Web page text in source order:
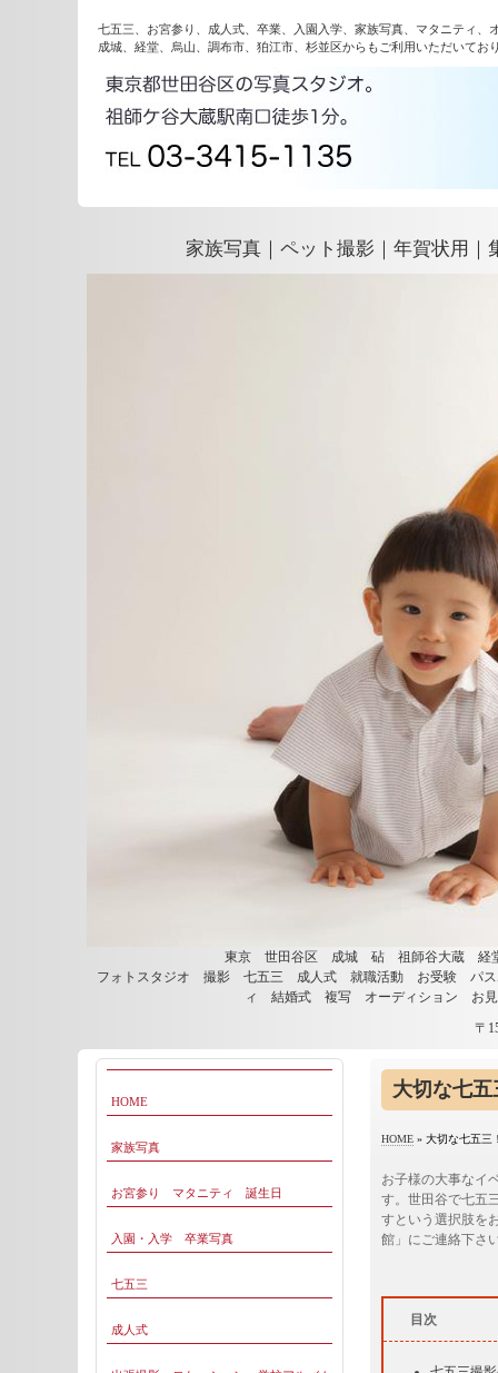
七五三、お宮参り、成人式、卒業、入園入学、家族写真、マタニティ
成城、経堂、烏山、調布市、狛江市、杉並区からもご利用いただいて
家族写真｜ペット撮影｜年賀状用
東京 世田谷区 成城 砧 祖師谷大蔵
フォトスタジオ 撮影 七五三 成人式 就職活動 お受験 パ
ィ 結婚式 複写 オーディション お
〒
大切な七
HOME » 大切な七五三
お子様の大事なイ
す。世田谷で七五
すという選択肢を
館」にご連絡下さ
目次
HOME
家族写真
お宮参り マタニティ 誕生日
入園・入学 卒業写真
七五三
成人式